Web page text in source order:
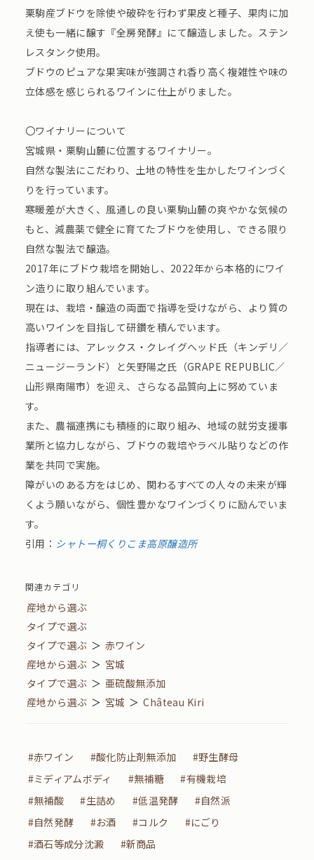
栗駒産ブドウを除使や破砕を行わず果皮と種子、果肉に加
え使も一緒に醸す『全房発酵』にて醸造しました。ステン
レスタンク使用。
ブドウのピュアな果実味が強調され香り高く複雑性や味の
立体感を感じられるワインに仕上がりました。
〇ワイナリーについて
宮城県・栗駒山麓に位置するワイナリー。
自然な製法にこだわり、土地の特性を生かしたワインづく
りを行っています。
寒暖差が大きく、風通しの良い栗駒山麓の爽やかな気候の
もと、減農薬で健全に育てたブドウを使用し、できる限り
自然な製法で醸造。
2017年にブドウ栽培を開始し、2022年から本格的にワイ
ン造りに取り組んでいます。
現在は、栽培・醸造の両面で指導を受けながら、より質の
高いワインを目指して研鑽を積んでいます。
指導者には、アレックス・クレイグヘッド氏（キンデリ／
ニュージーランド）と矢野陽之氏（GRAPE REPUBLIC／
山形県南陽市）を迎え、さらなる品質向上に努めていま
す。
また、農福連携にも積極的に取り組み、地域の就労支援事
業所と協力しながら、ブドウの栽培やラベル貼りなどの作
業を共同で実施。
障がいのある方をはじめ、関わるすべての人々の未来が輝
くよう願いながら、個性豊かなワインづくりに励んでいま
す。
引用： シャトー桐くりこま高原醸造所
関連カテゴリ
産地から選ぶ
タイプで選ぶ
タイプで選ぶ ＞ 赤ワイン
産地から選ぶ ＞ 宮城
タイプで選ぶ ＞ 亜硫酸無添加
産地から選ぶ ＞ 宮城 ＞ Château Kiri
#赤ワイン #酸化防止剤無添加
#野生酵母
#ミディアムボディ
#無補糖
#有機栽培
#無補酸
#生詰め #低温発酵
#自然派
#自然発酵
#お酒 #コルク
#にごり
#酒石等成分沈澱
#新商品